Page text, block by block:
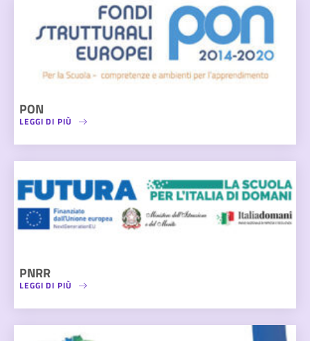
PON
LEGGI DI PIÙ
PNRR
LEGGI DI PIÙ